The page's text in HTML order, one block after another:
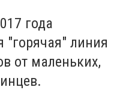
года
"горячая" линия
от маленьких,